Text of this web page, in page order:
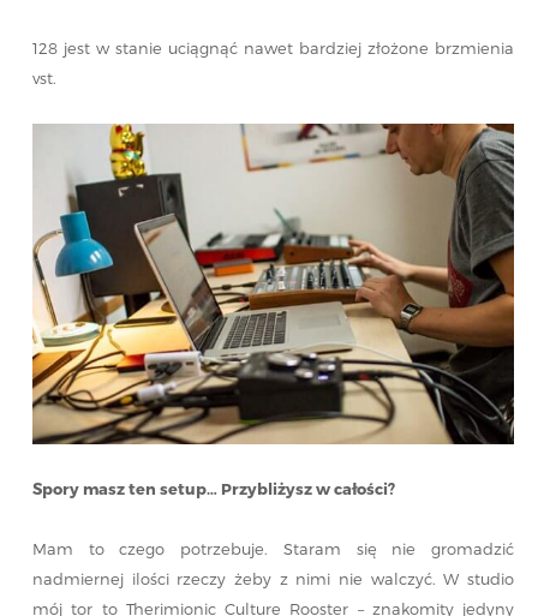
128 jest w stanie uciągnąć nawet bardziej złożone brzmienia
vst.
Spory masz ten setup… Przybliżysz w całości?
Mam to czego potrzebuje. Staram się nie gromadzić
nadmiernej ilości rzeczy żeby z nimi nie walczyć. W studio
mój tor to Therimionic Culture Rooster – znakomity jedyny